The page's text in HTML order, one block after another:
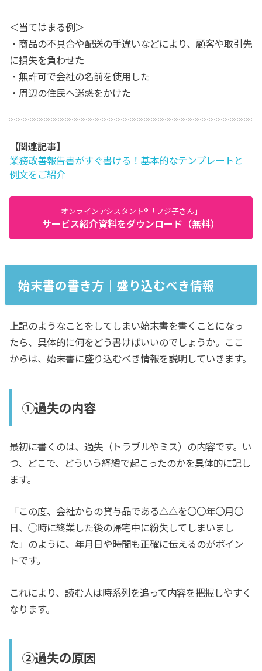
＜当てはまる例＞
・商品の不具合や配送の手違いなどにより、顧客や取引先
に損失を負わせた
・無許可で会社の名前を使用した
・周辺の住民へ迷惑をかけた
【関連記事】
業務改善報告書がすぐ書ける！基本的なテンプレートと
例文をご紹介
オンラインアシスタント®「フジ子さん」
サービス紹介資料をダウンロード（無料）
始末書の書き方│盛り込むべき情報
上記のようなことをしてしまい始末書を書くことになっ
たら、具体的に何をどう書けばいいのでしょうか。ここ
からは、始末書に盛り込むべき情報を説明していきます。
①過失の内容
最初に書くのは、過失（トラブルやミス）の内容です。い
つ、どこで、どういう経緯で起こったのかを具体的に記し
ます。
「この度、会社からの貸与品である△△を〇〇年〇月〇
日、◯時に終業した後の帰宅中に紛失してしまいまし
た」のように、年月日や時間も正確に伝えるのがポイン
トです。
これにより、読む人は時系列を追って内容を把握しやすく
なります。
②過失の原因